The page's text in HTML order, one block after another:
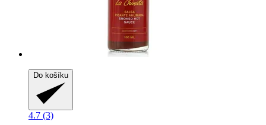
Do košíku
4.7 (3)